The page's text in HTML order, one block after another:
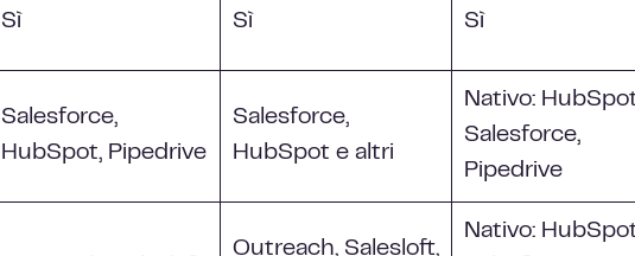
Sì Sì Sì
Salesforce,
HubSpot, Pipedrive
Salesforce,
HubSpot e altri
Nativo:
Salesforce,
Pipedrive
Outreach, Salesloft,
Nativo: